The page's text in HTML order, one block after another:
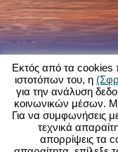
Τι είναι το Kapi Hospital;
Φόρουμ
Όροι χρήσης
Υποστήριξη
Εκτός από τα cookies
ιστοτόπων του, η
για την ανάλυση
κοινωνικών μέσων.
Για να συμφωνήσεις
τεχνικά
απορρίψεις τα